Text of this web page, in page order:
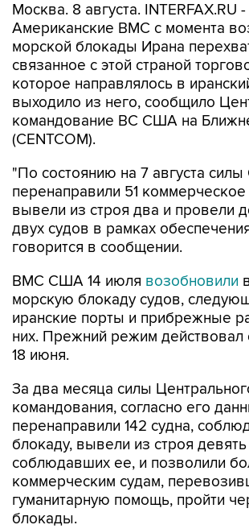
Москва. 8 августа. INTERFAX.RU -
Американские ВМС с момента
морской блокады Ирана
связанное с этой страной
которое направлялось в
выходило из него, сообщило
командование ВС США на
(CENTCOM).
"По состоянию на 7 августа силы
перенаправили 51 коммерческое
вывели из строя два и провели
двух судов в рамках
говорится в сообщении.
ВМС США 14 июля возобновили
морскую блокаду судов,
иранские порты и прибрежные
них. Прежний режим действовал
18 июня.
За два месяца силы
командования, согласно его
перенаправили 142 судна,
блокаду, вывели из строя
соблюдавших ее, и позволили
коммерческим судам,
гуманитарную помощь, пройти
блокады.